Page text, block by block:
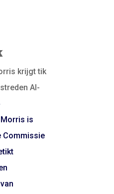
krijgt tik
AI-
is
Commissie